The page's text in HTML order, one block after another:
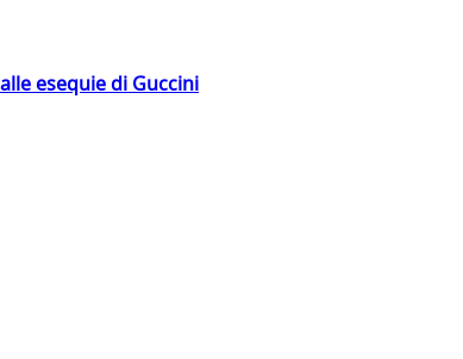
esequie di Guccini